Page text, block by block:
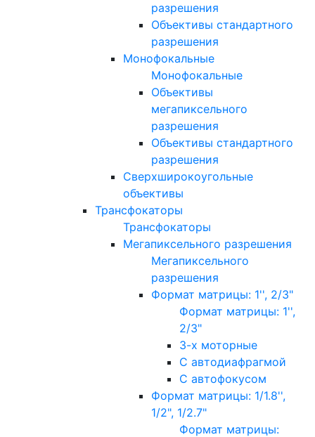
разрешения
Объективы стандартного
разрешения
Монофокальные
Монофокальные
Объективы
мегапиксельного
разрешения
Объективы стандартного
разрешения
Сверхширокоугольные
объективы
Трансфокаторы
Трансфокаторы
Мегапиксельного разрешения
Мегапиксельного
разрешения
Формат матрицы: 1'', 2/3"
Формат матрицы: 1'',
2/3"
3-х моторные
С автодиафрагмой
С автофокусом
Формат матрицы: 1/1.8'',
1/2", 1/2.7"
Формат матрицы: